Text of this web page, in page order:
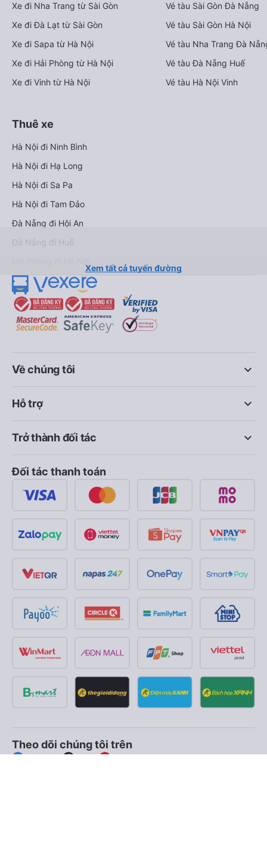
Xe đi Nha Trang từ Sài Gòn
Xe đi Đà Lạt từ Sài Gòn
Xe đi Sapa từ Hà Nội
Xe đi Hải Phòng từ Hà Nội
Xe đi Vinh từ Hà Nội
Vé tàu Sài Gòn Đà Nẵng
Vé tàu Sài Gòn Hà Nội
Vé tàu Nha Trang Đà
Vé tàu Đà Nẵng Huế
Vé tàu Hà Nội Vinh
Thuê xe
Hà Nội đi Ninh Bình
Hà Nội đi Hạ Long
Hà Nội đi Sa Pa
Hà Nội đi Tam Đảo
Đà Nẵng đi Hội An
Đà Nẵng đi Huế
Xem tất cả tuyến đường
keyboard_arrow_down
Về chúng tôi
keyboard_arrow_down
Hỗ trợ
keyboard_arrow_down
Trở thành đối tác
Đối tác thanh toán
Theo dõi chúng tôi trên
Facebook Tiktok Youtube